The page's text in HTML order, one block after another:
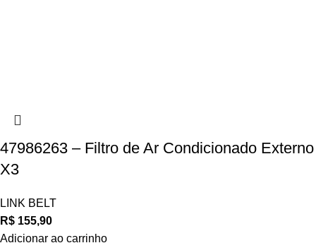
47986263 – Filtro de Ar Condicionado Externo
X3
LINK BELT
R$ 155,90
Adicionar ao carrinho